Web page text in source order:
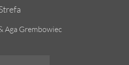
Aga Grembowiec